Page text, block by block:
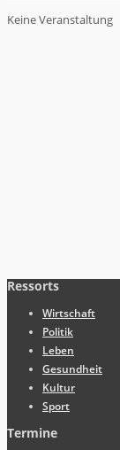
Keine Veranstaltung
Ressorts
Wirtschaft
Politik
Leben
Gesundheit
Kultur
Sport
Termine